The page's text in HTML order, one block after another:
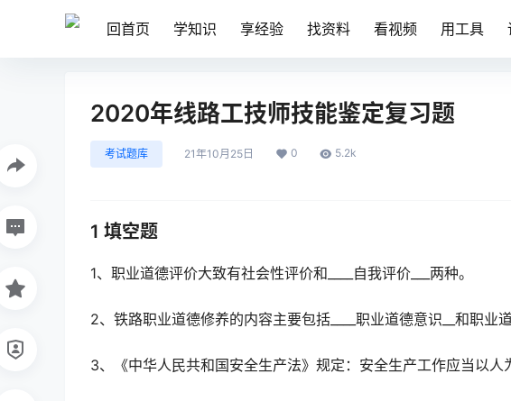
回首页 学知识 享经验 找资料 看视频 用工具
2020年线路工技师技能鉴定复习题
考试题库 21年10月25日 0 5.2k
1 填空题
1、职业道德评价大致有社会性评价和____自我评价___两种。
2、铁路职业道德修养的内容主要包括____职业道德意识__和职业
3、《中华人民共和国安全生产法》规定：安全生产工作应当以人为